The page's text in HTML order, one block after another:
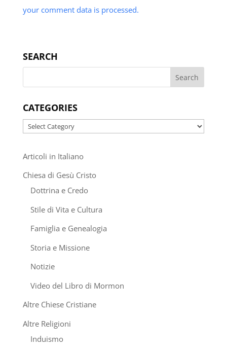
your comment data is processed.
SEARCH
CATEGORIES
Categories
Articoli in Italiano
Chiesa di Gesù Cristo
Dottrina e Credo
Stile di Vita e Cultura
Famiglia e Genealogia
Storia e Missione
Notizie
Video del Libro di Mormon
Altre Chiese Cristiane
Altre Religioni
Induismo